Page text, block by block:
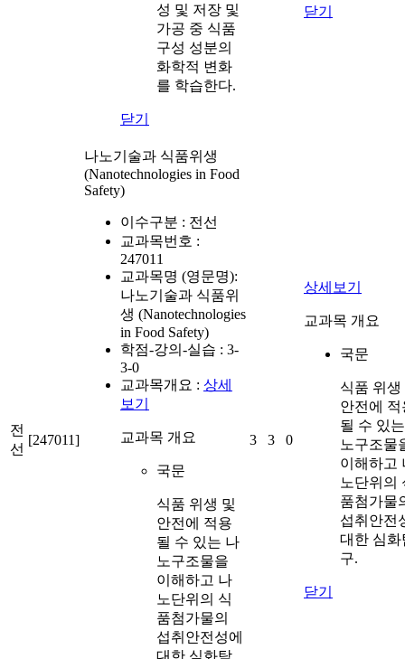
성 및 저장 및
가공 중 식품
구성 성분의
화학적 변화
를 학습한다.
닫기
닫기
전
선
[247011]
나노기술과 식품위생
(Nanotechnologies in Food
Safety)
이수구분 : 전선
교과목번호 :
247011
교과목명 (영문명):
나노기술과 식품위
생 (Nanotechnologies
in Food Safety)
학점-강의-실습 : 3-
3-0
교과목개요 : 상세
보기
교과목 개요
국문
식품 위생 및
안전에 적용
될 수 있는 나
노구조물을
이해하고 나
노단위의 식
품첨가물의
섭취안전성에
3 3 0
상세보기
교과목 개요
국문
식품 위생
안전에 적
될 수 있
노구조물
이해하고
노단위의
품첨가물
섭취안전
대한 심화
구.
닫기